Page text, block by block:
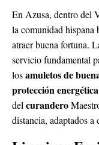
En Azusa, dentro del
la comunidad hispana
atraer buena fortuna.
servicio fundamental
losamuletos de
protección energética
del curandero
distancia, adaptados a